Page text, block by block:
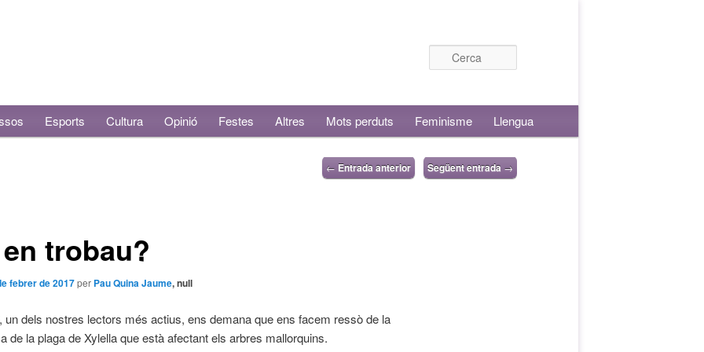
Esports Cultura Opinió Festes Altres Mots perduts Feminisme Llengua
← Entrada anterior Següent entrada →
trobau?
febrer de 2017per Pau Quina Jaume, null
un dels nostres lectors més actius, ens demana que ens facem ressò de la
de la plaga de Xylella que està afectant els arbres mallorquins.